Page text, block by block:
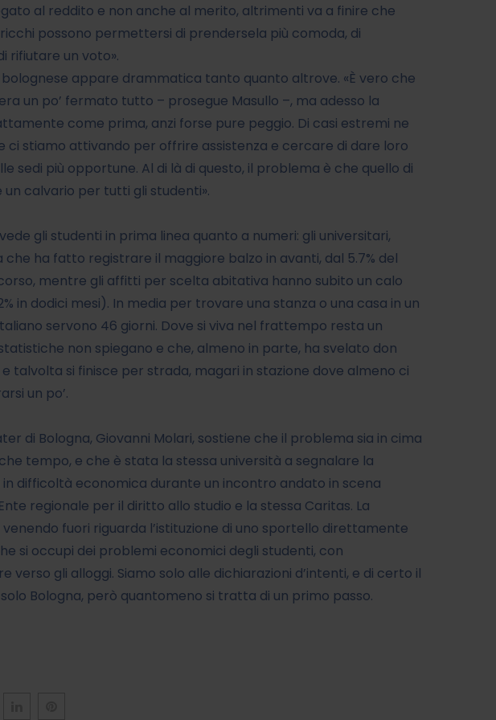
al reddito e non anche al merito, altrimenti va a finire che
possono permettersi di prendersela più comoda, di
rifiutare un voto».
bolognese appare drammatica tanto quanto altrove. «È vero che
un po’ fermato tutto – prosegue Masullo –, ma adesso la
come prima, anzi forse pure peggio. Di casi estremi ne
ci stiamo attivando per offrire assistenza e cercare di dare loro
sedi più opportune. Al di là di questo, il problema è che quello di
calvario per tutti gli studenti».
gli studenti in prima linea quanto a numeri: gli universitari,
ha fatto registrare il maggiore balzo in avanti, dal 5.7% del
scorso, mentre gli affitti per scelta abitativa hanno subito un calo
in dodici mesi). In media per trovare una stanza o una casa in un
servono 46 giorni. Dove si viva nel frattempo resta un
non spiegano e che, almeno in parte, ha svelato don
e talvolta si finisce per strada, magari in stazione dove almeno ci
un po’.
di Bologna, Giovanni Molari, sostiene che il problema sia in cima
tempo, e che è stata la stessa università a segnalare la
difficoltà economica durante un incontro andato in scena
regionale per il diritto allo studio e la stessa Caritas. La
fuori riguarda l’istituzione di uno sportello direttamente
si occupi dei problemi economici degli studenti, con
verso gli alloggi. Siamo solo alle dichiarazioni d’intenti, e di certo il
Bologna, però quantomeno si tratta di un primo passo.